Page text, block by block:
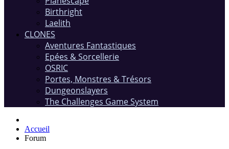
Birthright
Laelith
CLONES
Aventures Fantastiques
Epées & Sorcellerie
OSRIC
Portes, Monstres & Trésors
Dungeonslayers
The Challenges Game System
Accueil
Forum